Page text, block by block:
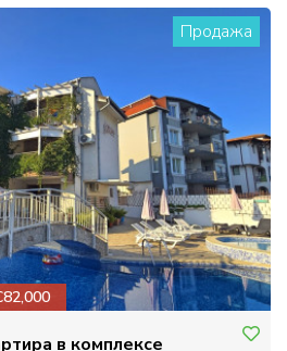
Продажа
в комплексе